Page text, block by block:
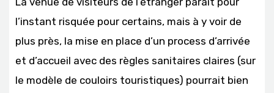
l’instant risquée pour certains, mais à y voir de
plus près, la mise en place d’un process d’arrivée
et d’accueil avec des règles sanitaires claires (sur
le modèle de couloirs touristiques) pourrait bien